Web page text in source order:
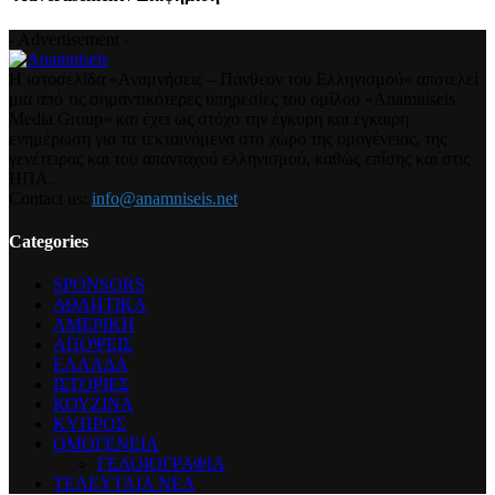
info@anamniseis.net
Categories
SPONSORS
ΑΘΛΗΤΙΚΑ
ΑΜΕΡΙΚΗ
ΑΠΟΨΕΙΣ
ΕΛΛΑΔΑ
ΙΣΤΟΡΙΕΣ
ΚΟΥΖΙΝΑ
ΚΥΠΡΟΣ
ΟΜΟΓΕΝΕΙΑ
ΓΕΛΟΙΟΓΡΑΦΙΑ
ΤΕΛΕΥΤΑΙΑ ΝΕΑ